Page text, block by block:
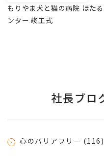
もりやま犬と猫の病院 ほた
ンター 竣工式
社長ブ
心のバリアフリー (116)